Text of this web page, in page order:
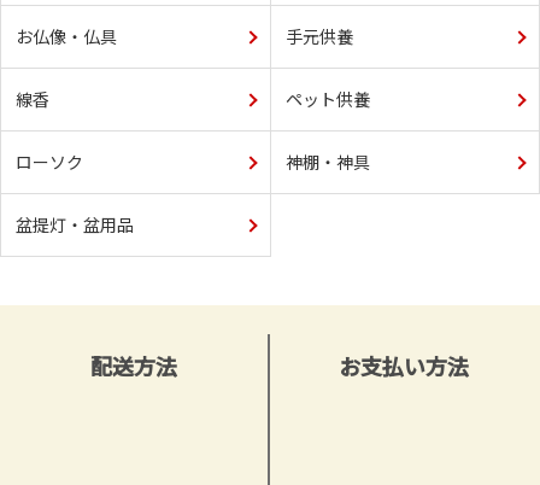
お仏像・仏具 手元供養
線香 ペット供養
ローソク 神棚・神具
盆提灯・盆用品
配送方法 お支払い方法